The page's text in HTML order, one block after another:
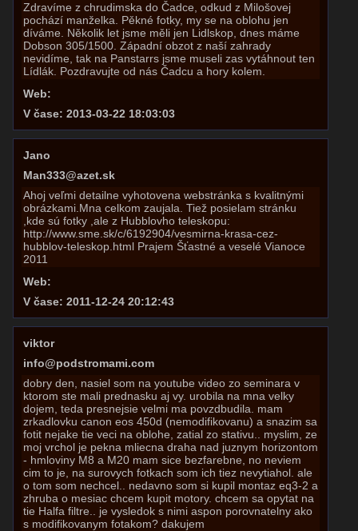
Zdravíme z chrudimska do Čadce, odkud z Milošovej
pochází manželka. Pěkné fotky, my se na oblohu jen
díváme. Několik let jsme měli jen Lidlskop, dnes máme
Dobson 305/1500. Západní obzot z naší zahrady
nevidíme, tak na Panstarrs jsme museli zas vytáhnout ten
Lídlák. Pozdravujte od nás Čadcu a hory kolem.
Web:
V čase: 2013-03-22 18:03:03
Jano
Man333@azet.sk
Ahoj veľmi detailne vyhotovena webstránka s kvalitnými
obrázkami.Mna celkom zaujala. Tiež posielam stránku
,kde sú fotky ,ale z Hubblovho teleskopu:
http://www.sme.sk/c/6192904/vesmirna-krasa-cez-
hubblov-teleskop.html Prajem Šťastné a veselé Vianoce
2011
Web:
V čase: 2011-12-24 20:12:43
viktor
info@podstromami.com
dobry den, nasiel som na youtube video zo seminara v
ktorom ste mali prednasku aj vy. urobila na mna velky
dojem, teda presnejsie velmi ma povzdbudila. mam
zrkadlovku canon eos 450d (nemodifikovanu) a snazim sa
fotit nejake tie veci na oblohe, zatial zo stativu.. myslim, ze
moj vrchol je pekna mliecna draha nad juznym horizontom
- hmloviny M8 a M20 mam sice bezfarebne, no neviem
cim to je, na surovych fotkach som ich tiez nevytiahol. ale
o tom som nechcel.. nedavno som si kupil montaz eq3-2 a
zhruba o mesiac chcem kupit motory. chcem sa opytat na
tie Halfa filtre.. je vysledok s nimi aspon porovnatelny ako
s modifikovanym fotakom? dakujem